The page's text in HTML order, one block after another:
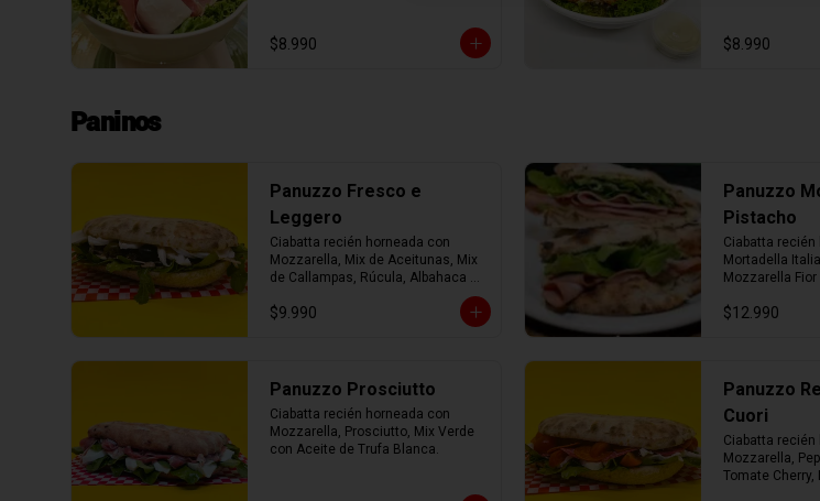
$8.990 $8.990
Paninos
Panuzzo Fresco e
Leggero
Ciabatta recién horneada con
Mozzarella, Mix de Aceitunas, Mix
de Callampas, Rúcula, Albahaca
$9.990
Panuzzo
Pistacho
Ciabatta recién
Mortadella
Mozzarella
mozzarella
AOEV
$12.990
Panuzzo Prosciutto
Ciabatta recién horneada con
Mozzarella, Prosciutto, Mix Verde
con Aceite de Trufa Blanca.
Panuzzo
Cuori
Ciabatta recién
Mozzarella,
Tomate Cherry,